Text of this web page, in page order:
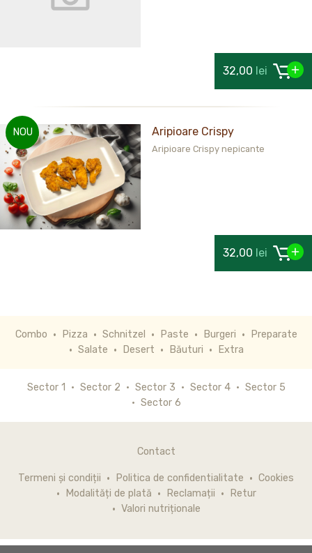
32,00 lei
NOU Aripioare Crispy
Aripioare Crispy nepicante
32,00 lei
Combo Pizza Schnitzel Paste Burgeri
Preparate
Salate
Desert Băuturi Extra
Sector 1 Sector 2 Sector 3 Sector 4
Sector 5
Sector 6
Contact
Termeni și condiții Politica de confidentialitate
Cookies
Modalități de plată
Reclamații
Retur
Valori nutriționale